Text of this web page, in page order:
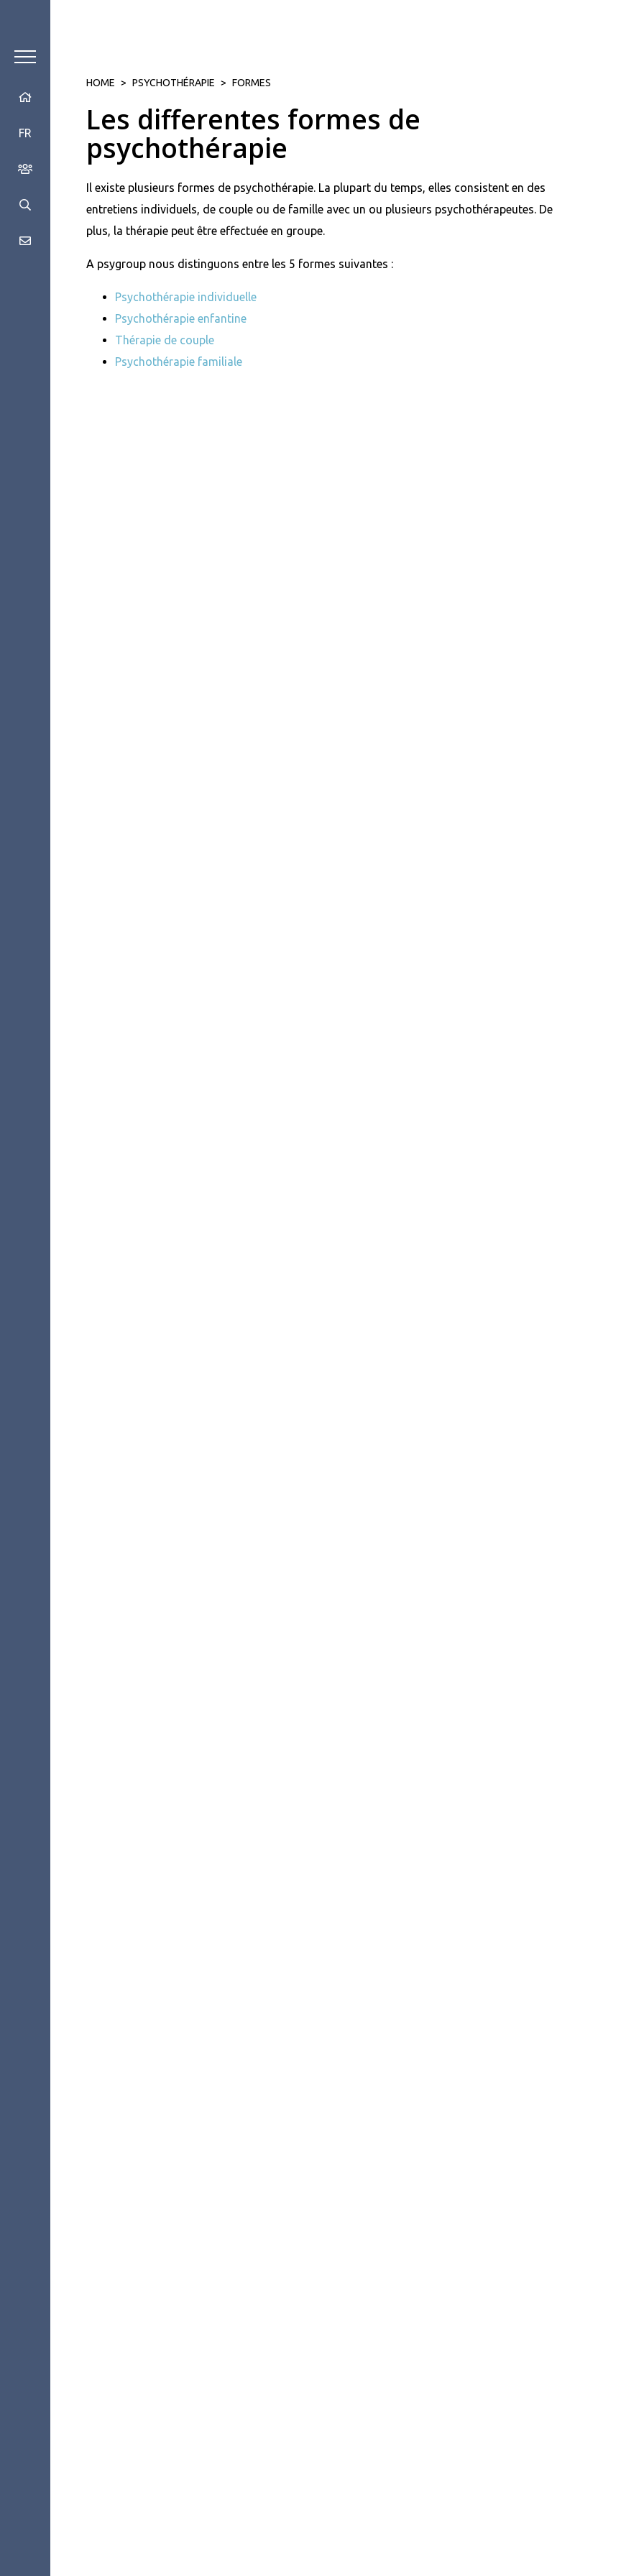
FR
HOME > PSYCHOTHÉRAPIE > FORMES
Les differentes formes de
psychothérapie
Il existe plusieurs formes de psychothérapie. La plupart du temps, elles consistent en des
entretiens individuels, de couple ou de famille avec un ou plusieurs psychothérapeutes. De
plus, la thérapie peut être effectuée en groupe.
A psygroup nous distinguons entre les 5 formes suivantes :
Psychothérapie individuelle
Psychothérapie enfantine
Thérapie de couple
Psychothérapie familiale